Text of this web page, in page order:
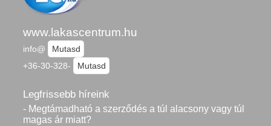
www.lakascentrum.hu
info@
Mutasd
+36-30-328-
Mutasd
Legfrissebb híreink
- Megtámadható a szerződés a túl alacsony vagy túl
magas ár miatt?